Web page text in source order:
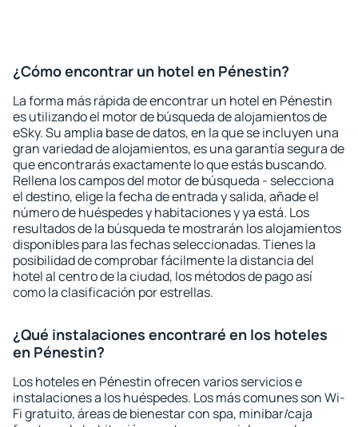
¿Cómo encontrar un hotel en Pénestin?
La forma más rápida de encontrar un hotel en Pénestin
es utilizando el motor de búsqueda de alojamientos de
eSky. Su amplia base de datos, en la que se incluyen una
gran variedad de alojamientos, es una garantía segura de
que encontrarás exactamente lo que estás buscando.
Rellena los campos del motor de búsqueda - selecciona
el destino, elige la fecha de entrada y salida, añade el
número de huéspedes y habitaciones y ya está. Los
resultados de la búsqueda te mostrarán los alojamientos
disponibles para las fechas seleccionadas. Tienes la
posibilidad de comprobar fácilmente la distancia del
hotel al centro de la ciudad, los métodos de pago así
como la clasificación por estrellas.
¿Qué instalaciones encontraré en los hoteles
en Pénestin?
Los hoteles en Pénestin ofrecen varios servicios e
instalaciones a los huéspedes. Los más comunes son Wi-
Fi gratuito, áreas de bienestar con spa, minibar/caja